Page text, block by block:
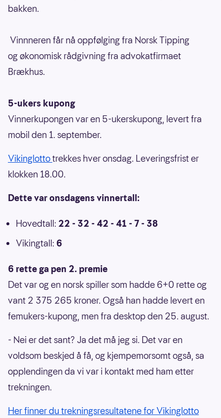
bakken.
Vinnneren får nå oppfølging fra Norsk Tipping
og økonomisk rådgivning fra advokatfirmaet
Brækhus.
5-ukers kupong
Vinnerkupongen var en 5-ukerskupong, levert fra
mobil den 1. september.
Vikinglottotrekkes hver onsdag. Leveringsfrist er
klokken 18.00.
Dette var onsdagens vinnertall:
Hovedtall: 22 - 32 - 42 - 41 - 7 - 38
Vikingtall: 6
6 rette ga pen 2. premie
Det var og en norsk spiller som hadde 6+0 rette og
vant 2 375 265 kroner. Også han hadde levert en
femukers-kupong, men fra desktop den 25. august.
- Nei er det sant? Ja det må jeg si. Det var en
voldsom beskjed å få, og kjempemorsomt også, sa
opplendingen da vi var i kontakt med ham etter
trekningen.
Her finner du trekningsresultatene for Vikinglotto